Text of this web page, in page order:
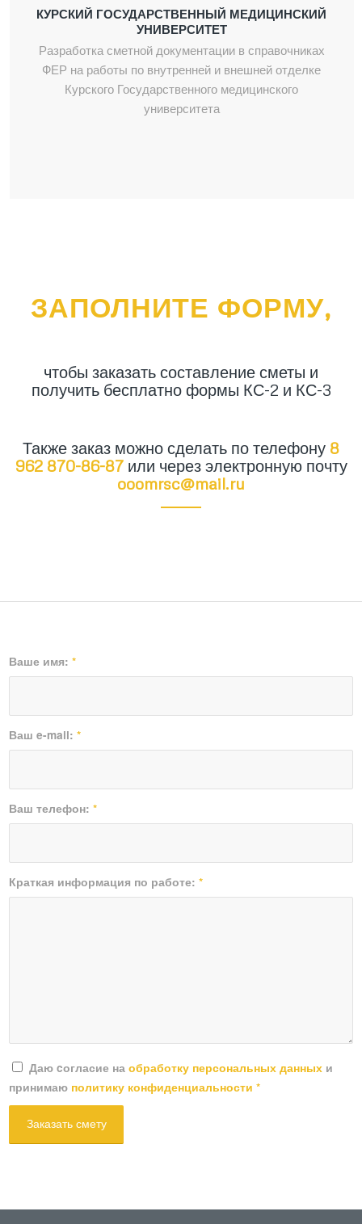
КУРСКИЙ ГОСУДАРСТВЕННЫЙ МЕДИЦИНСКИЙ
УНИВЕРСИТЕТ
Разработка сметной документации в справочниках
ФЕР на работы по внутренней и внешней отделке
Курского Государственного медицинского
университета
ЗАПОЛНИТЕ ФОРМУ,
чтобы заказать составление сметы и
получить бесплатно формы КС-2 и КС-3
Также заказ можно сделать по телефону 8
962 870-86-87или через электронную почту
ooomrsc@mail.ru
Ваше имя:*
Ваш e-mail:*
Ваш телефон:*
Краткая информация по работе:*
Даю cогласие наобработку персональных данных и
принимаю политику конфиденциальности *